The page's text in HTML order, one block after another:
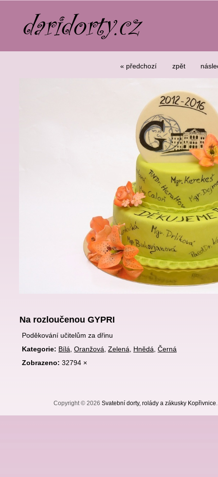
« předchozí zpět
Na rozloučenou GYPRI
Poděkování učitelům za dřinu
Kategorie: Bílá, Oranžová, Zelená, Hnědá, Černá
Zobrazeno: 32794 ×
Copyright © 2026 Svatební dorty, rolády a zákusky Kopřivnice